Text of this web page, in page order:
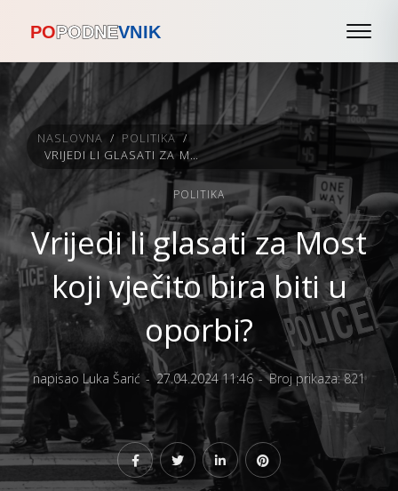
NASLOVNA / POLITIKA /
VRIJEDI LI GLASATI ZA MOST KOJI VJEČITO BIRA BITI U OPORBI?
POLITIKA
Vrijedi li glasati za Most
koji vječito bira biti u
oporbi?
napisao Luka Šarić 27.04.2024 11:46 Broj prikaza: 821